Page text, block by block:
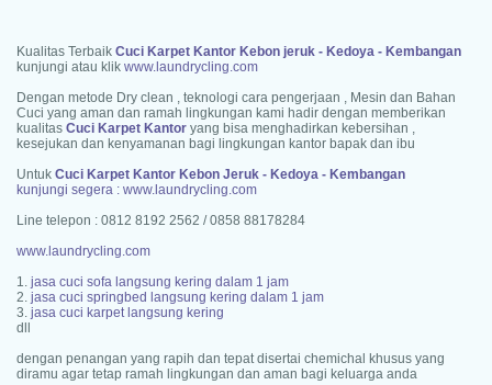
Kualitas Terbaik Cuci Karpet Kantor Kebon jeruk - Kedoya - Kembangan
kunjungi atau klik www.laundrycling.com
Dengan metode Dry clean , teknologi cara pengerjaan , Mesin dan Bahan
Cuci yang aman dan ramah lingkungan kami hadir dengan memberikan
kualitas Cuci Karpet Kantor yang bisa menghadirkan kebersihan ,
kesejukan dan kenyamanan bagi lingkungan kantor bapak dan ibu
Untuk Cuci Karpet Kantor Kebon Jeruk - Kedoya - Kembangan
kunjungi segera : www.laundrycling.com
Line telepon : 0812 8192 2562 / 0858 88178284
www.laundrycling.com
1. jasa cuci sofa langsung kering dalam 1 jam
2. jasa cuci springbed langsung kering dalam 1 jam
3. jasa cuci karpet langsung kering
dll
dengan penangan yang rapih dan tepat disertai chemichal khusus yang
diramu agar tetap ramah lingkungan dan aman bagi keluarga anda